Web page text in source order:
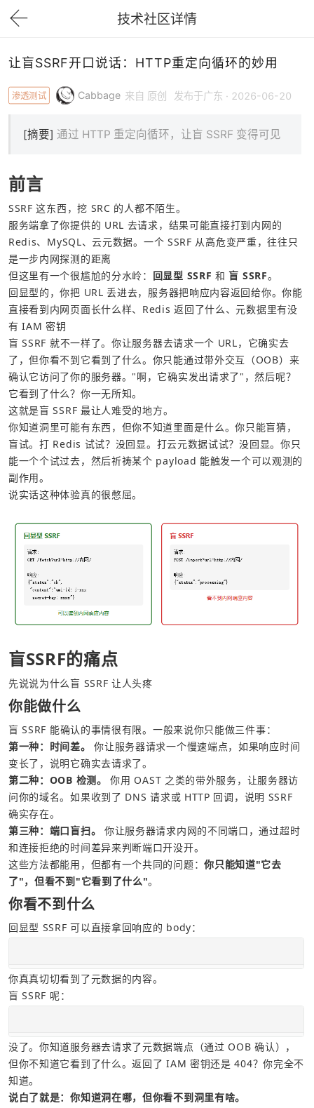
技术社区详情
下拉刷新
让盲SSRF开口说话：HTTP重定向循环的妙用
渗透测试 Cabbage 来自 原创 发布于广东 · 2026-06-20
[摘要] 通过 HTTP 重定向循环，让盲 SSRF 变得可见
前言
SSRF 这东西，挖 SRC 的人都不陌生。
服务端拿了你提供的 URL 去请求，结果可能直接打到内网的
Redis、MySQL、云元数据。一个 SSRF 从高危变严重，往往只
是一步内网探测的距离
但这里有一个很尴尬的分水岭： 回显型 SSRF 和 盲 SSRF。
回显型的，你把 URL 丢进去，服务器把响应内容返回给你。你能
直接看到内网页面长什么样、Redis 返回了什么、元数据里有没
有 IAM 密钥
盲 SSRF 就不一样了。你让服务器去请求一个 URL，它确实去
了，但你看不到它看到了什么。你只能通过带外交互（OOB）来
确认它访问了你的服务器。"啊，它确实发出请求了"，然后呢？
它看到了什么？你一无所知。
这就是盲 SSRF 最让人难受的地方。
你知道洞里可能有东西，但你不知道里面是什么。你只能盲猜，
盲试。打 Redis 试试？没回显。打云元数据试试？没回显。你只
能一个个试过去，然后祈祷某个 payload 能触发一个可以观测的
副作用。
说实话这种体验真的很憋屈。
盲SSRF的痛点
先说说为什么盲 SSRF 让人头疼
你能做什么
盲 SSRF 能确认的事情很有限。一般来说你只能做三件事：
第一种：时间差。
你让服务器请求一个慢速端点，如果响应时间
变长了，说明它确实去请求了。
第二种：OOB 检测。
你用 OAST 之类的带外服务，让服务器访
问你的域名。如果收到了 DNS 请求或 HTTP 回调，说明 SSRF
确实存在。
第三种：端口盲扫。
你让服务器请求内网的不同端口，通过超时
和连接拒绝的时间差异来判断端口开没开。
这些方法都能用，但都有一个共同的问题：你只能知道"它去
了"，但看不到"它看到了什么"。
你看不到什么
回显型 SSRF 可以直接拿回响应的 body：
你真真切切看到了元数据的内容。
盲 SSRF 呢：
没了。你知道服务器去请求了元数据端点（通过 OOB 确认），
但你不知道它看到了什么。返回了 IAM 密钥还是 404？你完全不
知道。
说白了就是：你知道洞在哪，但你看不到洞里有啥。